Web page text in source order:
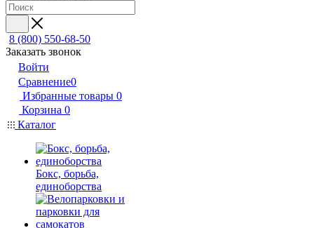
8 (800) 550-68-50
Заказать звонок
Войти
Сравнение0
Избранные товары 0
Корзина 0
Каталог
Бокс, борьба,
единоборства